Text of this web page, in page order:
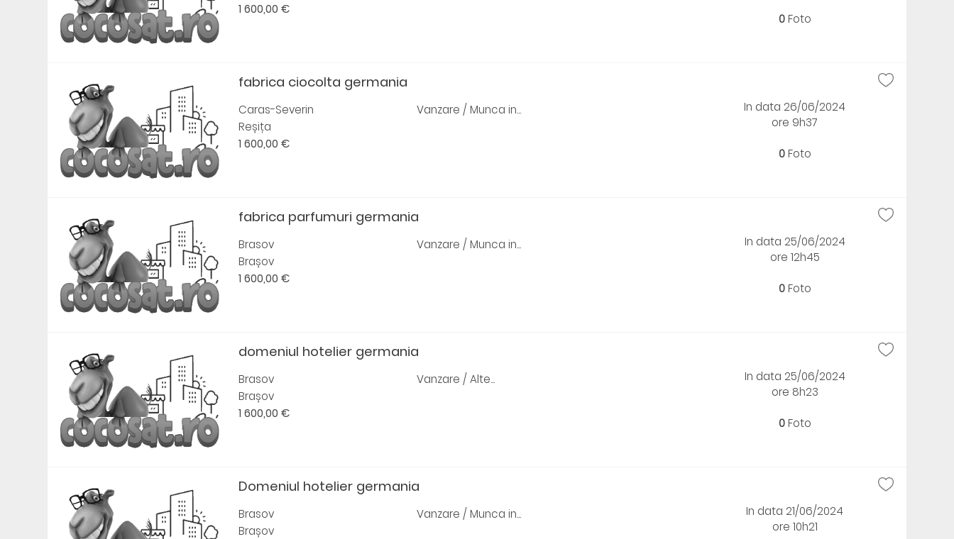
1 600,00 €
0Foto
fabrica ciocolta germania
Caras-Severin
Reșița
1 600,00 €
Vanzare / Munca in...
In data 26/06/2024
ore 9h37
0Foto
fabrica parfumuri germania
Brasov
Brașov
1 600,00 €
Vanzare / Munca in...
In data 25/06/2024
ore 12h45
0Foto
domeniul hotelier germania
Brasov
Brașov
1 600,00 €
Vanzare / Alte...
In data 25/06/2024
ore 8h23
0Foto
Domeniul hotelier germania
Brasov
Brașov
Vanzare / Munca in...
In data 21/06/2024
ore 10h21